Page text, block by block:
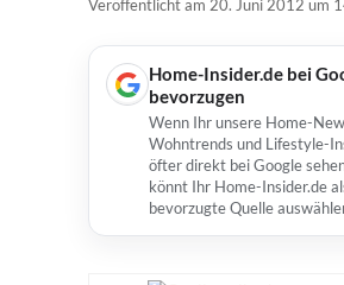
Veröffentlicht am 20. Juni 2012 um
Home-Insider.de bei
bevorzugen
Wenn Ihr unsere Home-
Wohntrends und Lifestyle-
öfter direkt bei Google
könnt Ihr Home-Insider.de
bevorzugte Quelle